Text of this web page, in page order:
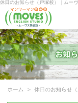
休日のお知らせ（戸塚校）｜ムー
ホーム 休日のお知らせ（